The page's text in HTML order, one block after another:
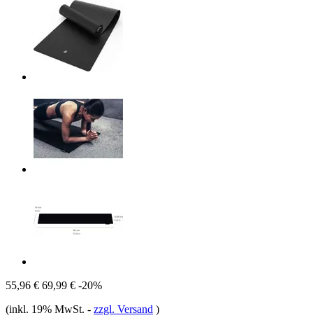
55,96 € 69,99 € -20%
(inkl. 19% MwSt. - zzgl. Versand )